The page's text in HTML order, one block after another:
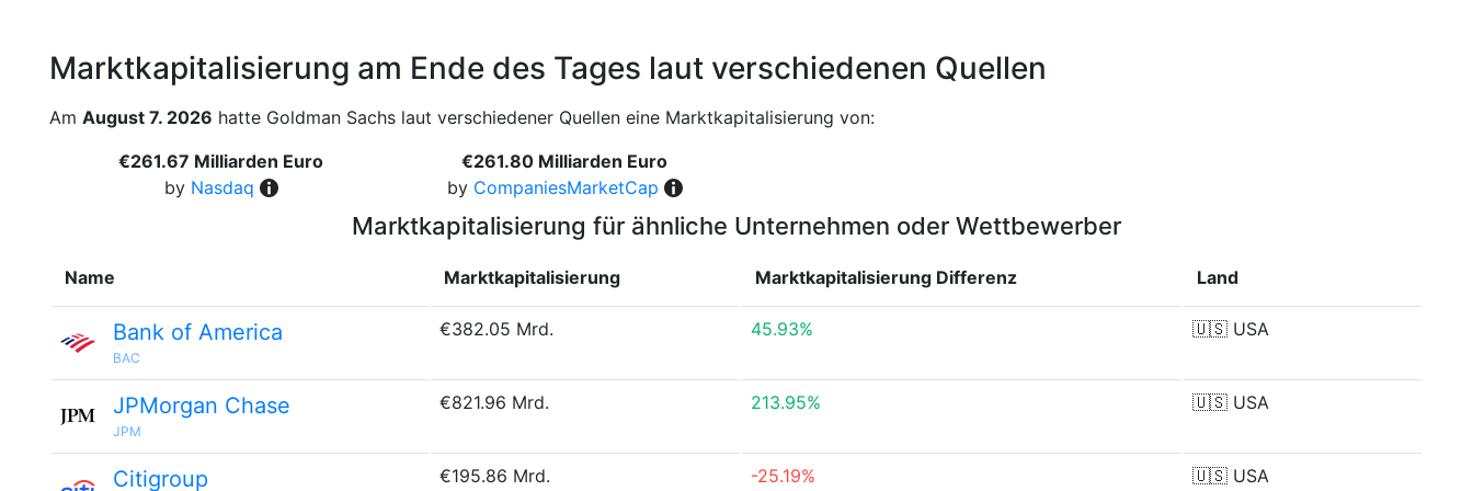
Marktkapitalisierung am Ende des Tages laut verschiedenen Quellen
Am August 7. 2026 hatte Goldman Sachs laut verschiedener Quellen eine Marktkapitalisierung von:
€261.67 Milliarden Euro
by Nasdaq
€261.80 Milliarden Euro
by CompaniesMarketCap
Marktkapitalisierung für ähnliche Unternehmen oder Wettbewerber
Name Marktkapitalisierung Marktkapitalisierung Differenz Land
Bank of America
BAC
€382.05 Mrd. 45.93% 🇺🇸 USA
JPMorgan Chase
JPM
€821.96 Mrd. 213.95% 🇺🇸 USA
Citigroup €195.86 Mrd. -25.19% 🇺🇸 USA